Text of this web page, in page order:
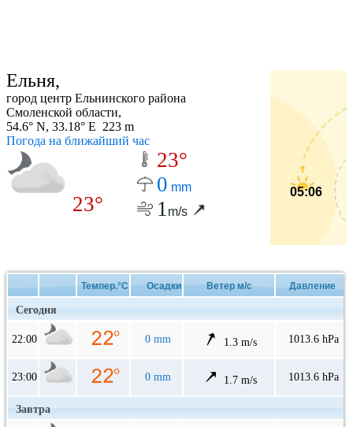
Ельня,
город центр Ельнинского района
Смоленской области,
54.6° N, 33.18° E 223 m
Погода на ближайший час
23°
23°
0 mm
1m/s
05:06
Темпер.°C Осадки Ветер м/с Давление
Сегодня
22:00 0 mm 1.3 m/s 1013.6 hPa
23:00 0 mm 1.7 m/s 1013.6 hPa
Завтра